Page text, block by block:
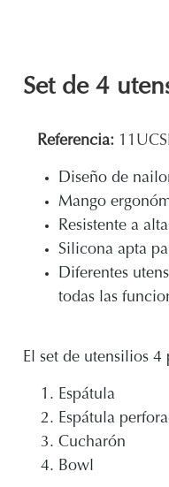
Set de 4
Referencia:
Diseño de
Mango
Resistente a
Silicona apta
Diferentes
todas las
El set de utensilios
Espátula
Espátula
Cucharón
Bowl